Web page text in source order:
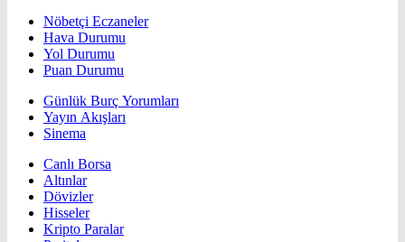
Nöbetçi Eczaneler
Hava Durumu
Yol Durumu
Puan Durumu
Günlük Burç Yorumları
Yayın Akışları
Sinema
Canlı Borsa
Altınlar
Dövizler
Hisseler
Kripto Paralar